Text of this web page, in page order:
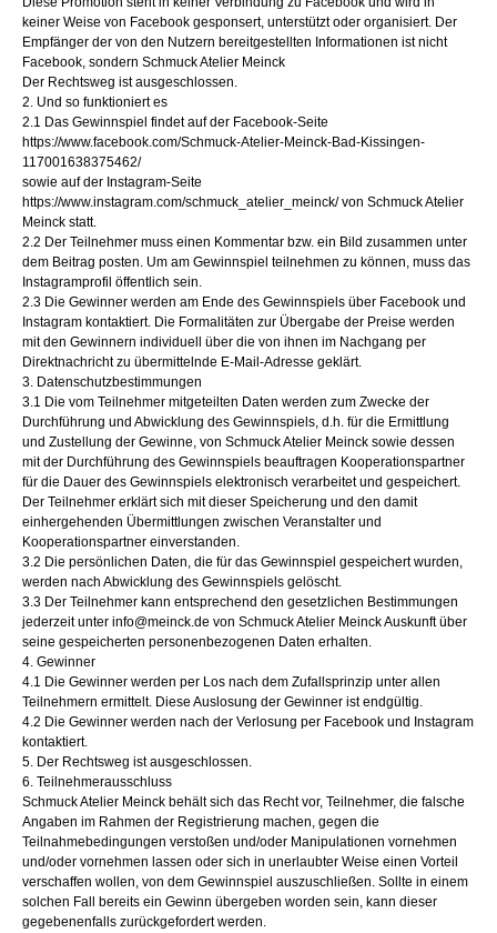
keiner Weise von Facebook gesponsert, unterstützt oder organisiert. Der
Empfänger der von den Nutzern bereitgestellten Informationen ist nicht
Facebook, sondern Schmuck Atelier Meinck
Der Rechtsweg ist ausgeschlossen.
2. Und so funktioniert es
2.1 Das Gewinnspiel findet auf der Facebook-Seite
https://www.facebook.com/Schmuck-Atelier-Meinck-Bad-Kissingen-
117001638375462/
sowie auf der Instagram-Seite
https://www.instagram.com/schmuck_atelier_meinck/ von Schmuck Atelier
Meinck statt.
2.2 Der Teilnehmer muss einen Kommentar bzw. ein Bild zusammen unter
dem Beitrag posten. Um am Gewinnspiel teilnehmen zu können, muss das
Instagramprofil öffentlich sein.
2.3 Die Gewinner werden am Ende des Gewinnspiels über Facebook und
Instagram kontaktiert. Die Formalitäten zur Übergabe der Preise werden
mit den Gewinnern individuell über die von ihnen im Nachgang per
Direktnachricht zu übermittelnde E-Mail-Adresse geklärt.
3. Datenschutzbestimmungen
3.1 Die vom Teilnehmer mitgeteilten Daten werden zum Zwecke der
Durchführung und Abwicklung des Gewinnspiels, d.h. für die Ermittlung
und Zustellung der Gewinne, von Schmuck Atelier Meinck sowie dessen
mit der Durchführung des Gewinnspiels beauftragen Kooperationspartner
für die Dauer des Gewinnspiels elektronisch verarbeitet und gespeichert.
Der Teilnehmer erklärt sich mit dieser Speicherung und den damit
einhergehenden Übermittlungen zwischen Veranstalter und
Kooperationspartner einverstanden.
3.2 Die persönlichen Daten, die für das Gewinnspiel gespeichert wurden,
werden nach Abwicklung des Gewinnspiels gelöscht.
3.3 Der Teilnehmer kann entsprechend den gesetzlichen Bestimmungen
jederzeit unter info@meinck.de von Schmuck Atelier Meinck Auskunft über
seine gespeicherten personenbezogenen Daten erhalten.
4. Gewinner
4.1 Die Gewinner werden per Los nach dem Zufallsprinzip unter allen
Teilnehmern ermittelt. Diese Auslosung der Gewinner ist endgültig.
4.2 Die Gewinner werden nach der Verlosung per Facebook und Instagram
kontaktiert.
5. Der Rechtsweg ist ausgeschlossen.
6. Teilnehmerausschluss
Schmuck Atelier Meinck behält sich das Recht vor, Teilnehmer, die falsche
Angaben im Rahmen der Registrierung machen, gegen die
Teilnahmebedingungen verstoßen und/oder Manipulationen vornehmen
und/oder vornehmen lassen oder sich in unerlaubter Weise einen Vorteil
verschaffen wollen, von dem Gewinnspiel auszuschließen. Sollte in einem
solchen Fall bereits ein Gewinn übergeben worden sein, kann dieser
gegebenenfalls zurückgefordert werden.